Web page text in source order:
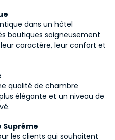
dans un hôtel
boutiques soigneusement
caractère, leur confort et
qualité de chambre
élégante et un niveau de
Suprême
les clients qui souhaitent